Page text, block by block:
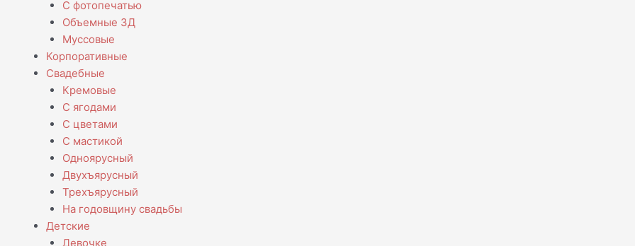
С фотопечатью
Объемные 3Д
Муссовые
Корпоративные
Свадебные
Кремовые
С ягодами
С цветами
С мастикой
Одноярусный
Двухъярусный
Трехъярусный
На годовщину свадьбы
Детские
Девочке